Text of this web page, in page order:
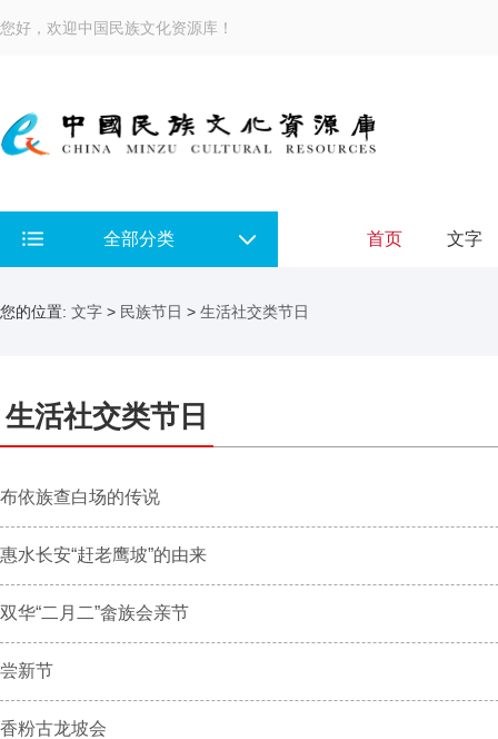
您好，欢迎中国民族文化资源库！
全部分类 首页 文字
您的位置: 文字 > 民族节日 > 生活社交类节日
生活社交类节日
布依族查白场的传说
惠水长安“赶老鹰坡”的由来
双华“二月二”畲族会亲节
尝新节
香粉古龙坡会